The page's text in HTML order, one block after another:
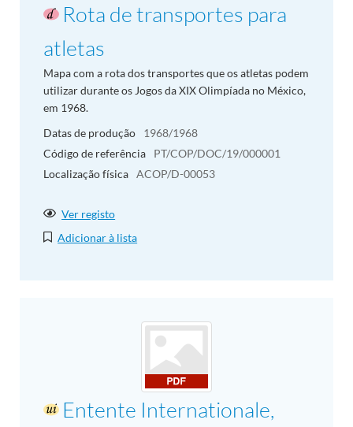
Rota de transportes para
atletas
Mapa com a rota dos transportes que os atletas podem
utilizar durante os Jogos da XIX Olimpíada no México,
em 1968.
Datas de produção
1968/1968
Código de referência
PT/COP/DOC/19/000001
Localização física ACOP/D-00053
Ver registo
Adicionar à lista
Entente Internationale,